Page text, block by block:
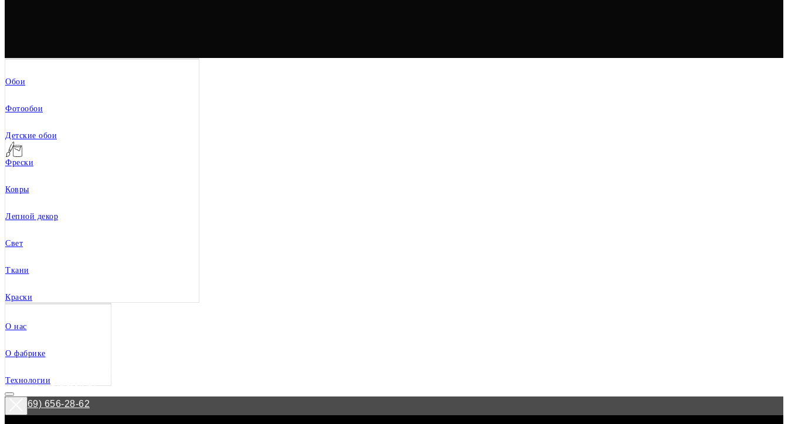
посмотреть адреса
loymina-vlg@mail.ru
+7 (969) 656-28-62
Обои
Фотообои
Детские обои
Фрески
Ковры
Лепной декор
Свет
Ткани
Краски
О нас
О фабрике
Технологии